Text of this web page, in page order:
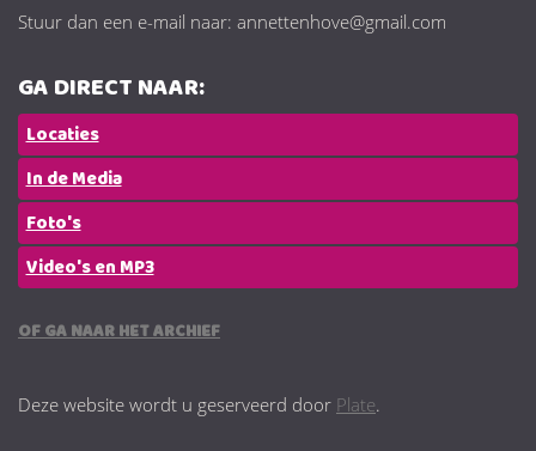
Stuur dan een e-mail naar: annettenhove@gmail.com
GA DIRECT NAAR:
Locaties
In de Media
Foto's
Video's en MP3
OF GA NAAR HET ARCHIEF
Deze website wordt u geserveerd door Plate.